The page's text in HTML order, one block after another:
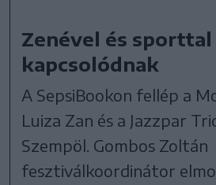
Zenével és sporttal
kapcsolódnak
A SepsiBookon fellép a
Luiza Zan és a Jazzpar
Szempöl. Gombos Zoltán
fesztiválkoordinátor